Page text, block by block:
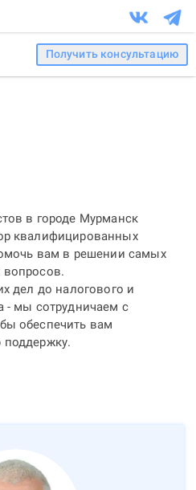
Получить консультацию
в городе Мурманск
квалифицированных
вам в решении самых
вопросов.
дел до налогового и
- мы сотрудничаем с
обеспечить вам